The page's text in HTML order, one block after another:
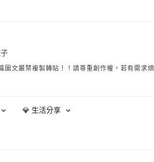
嚴禁複製轉貼！！請尊重創作權，若有需求
💎 生活分享